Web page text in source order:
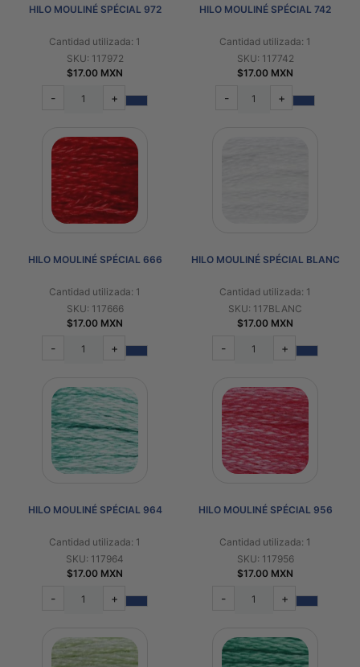
HILO MOULINÉ SPÉCIAL 972
Cantidad utilizada: 1
SKU: 117972
$17.00 MXN
- +
HILO MOULINÉ SPÉCIAL 742
Cantidad utilizada: 1
SKU: 117742
$17.00 MXN
- +
HILO MOULINÉ SPÉCIAL 666
Cantidad utilizada: 1
SKU: 117666
$17.00 MXN
- +
HILO MOULINÉ SPÉCIAL BLANC
Cantidad utilizada: 1
SKU: 117BLANC
$17.00 MXN
- +
HILO MOULINÉ SPÉCIAL 964
Cantidad utilizada: 1
SKU: 117964
$17.00 MXN
- +
HILO MOULINÉ SPÉCIAL 956
Cantidad utilizada: 1
SKU: 117956
$17.00 MXN
- +